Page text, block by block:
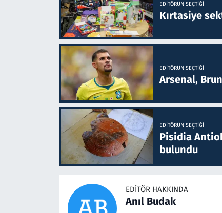
EDITÖRÜN SEÇTIĞI
Kırtasiye
EDITÖRÜN SEÇTIĞI
Arsenal,
EDITÖRÜN SEÇTIĞI
Pisidia
bulundu
EDITÖR HAKKINDA
Anıl Budak